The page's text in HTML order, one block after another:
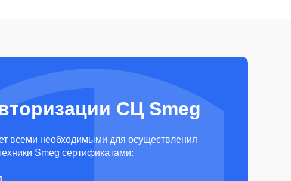
СЦ Smeg
всеми необходимыми для осуществления
Smeg сертификатами: